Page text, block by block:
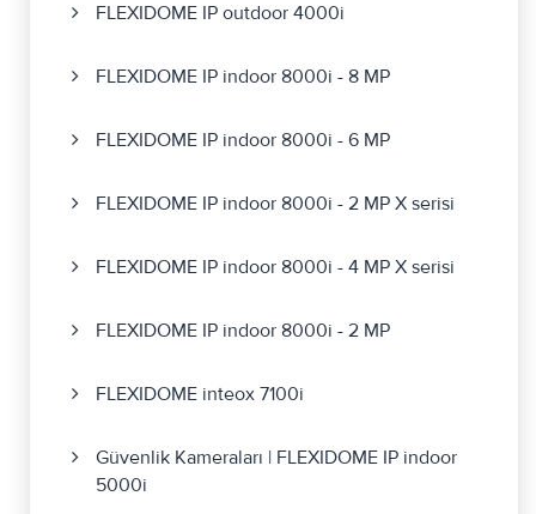
FLEXIDOME IP outdoor 4000i
FLEXIDOME IP indoor 8000i - 8 MP
FLEXIDOME IP indoor 8000i - 6 MP
FLEXIDOME IP indoor 8000i - 2 MP X serisi
FLEXIDOME IP indoor 8000i - 4 MP X serisi
FLEXIDOME IP indoor 8000i - 2 MP
FLEXIDOME inteox 7100i
Güvenlik Kameraları | FLEXIDOME IP indoor
5000i